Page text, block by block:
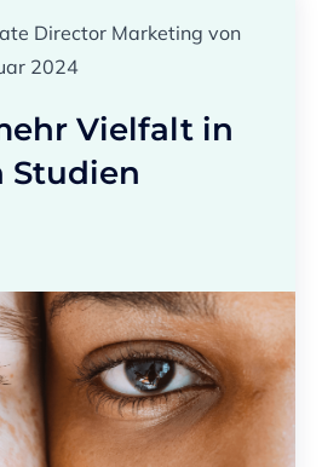
Director Marketing von
2024
Vielfalt in
Studien